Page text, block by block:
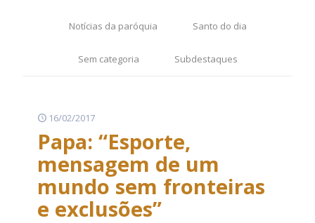
Notícias da paróquia Santo do dia
Sem categoria Subdestaques
16/02/2017
Papa: “Esporte,
mensagem de um
mundo sem fronteiras
e exclusões”